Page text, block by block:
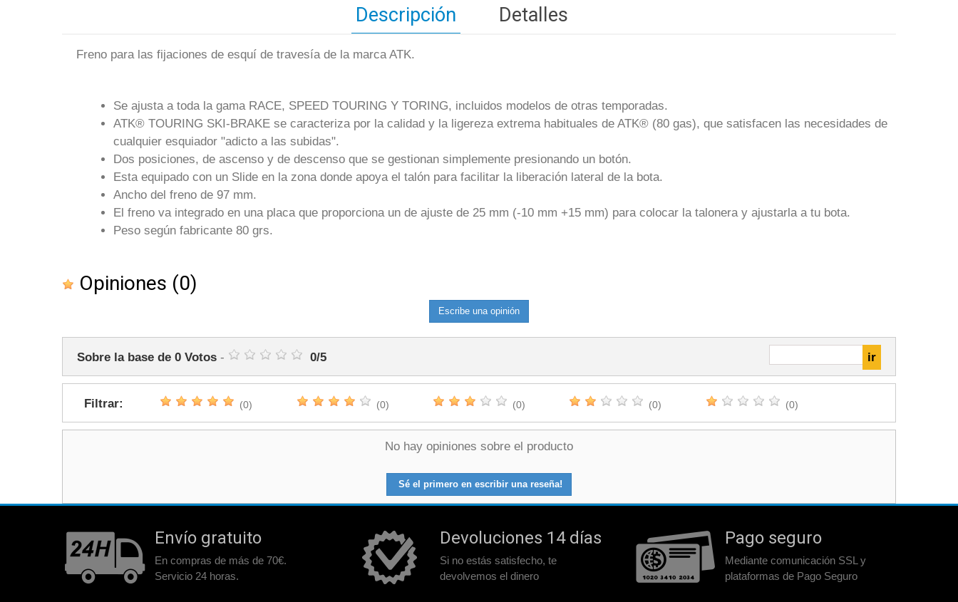
Descripción Detalles
Freno para las fijaciones de esquí de travesía de la marca ATK.
Se ajusta a toda la gama RACE, SPEED TOURING Y TORING, incluidos modelos de otras temporadas.
ATK® TOURING SKI-BRAKE se caracteriza por la calidad y la ligereza extrema habituales de ATK® (80 gas), que satisfacen las necesidades de
cualquier esquiador "adicto a las subidas".
Dos posiciones, de ascenso y de descenso que se gestionan simplemente presionando un botón.
Esta equipado con un Slide en la zona donde apoya el talón para facilitar la liberación lateral de la bota.
Ancho del freno de 97 mm.
El freno va integrado en una placa que proporciona un de ajuste de 25 mm (-10 mm +15 mm) para colocar la talonera y ajustarla a tu bota.
Peso según fabricante 80 grs.
Opiniones (0)
Escribe una opinión
Sobre la base de 0 Votos - 0/5
Filtrar: (0) (0) (0) (0) (0)
No hay opiniones sobre el producto
Sé el primero en escribir una reseña!
Envío gratuito
En compras de más de 70€.
Servicio 24 horas.
Devoluciones 14 días
Si no estás satisfecho, te
devolvemos el dinero
Pago seguro
Mediante comunicación SSL y
plataformas de Pago Seguro